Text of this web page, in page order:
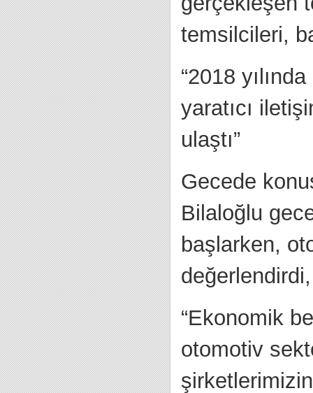
temsilcileri,
“2018
yaratıcı
ulaştı”
Gecede
Bilaloğlu
başlarken,
değerlendirdi,
“Ekonomik
otomotiv